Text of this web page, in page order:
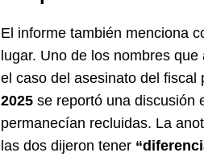
El informe también menciona
lugar. Uno de los nombres
el caso del asesinato del fiscal
2025 se reportó una discusión
permanecían recluidas. La
las dos dijeron tener